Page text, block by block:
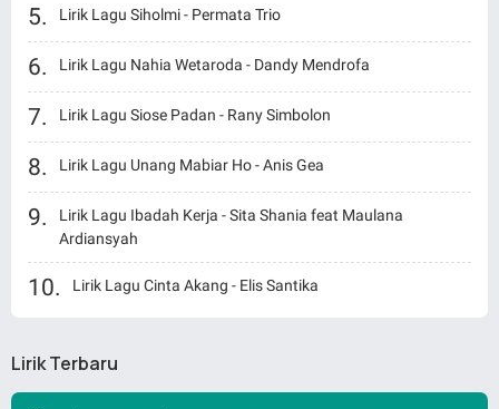
Lirik Lagu Siholmi - Permata Trio
Lirik Lagu Nahia Wetaroda - Dandy Mendrofa
Lirik Lagu Siose Padan - Rany Simbolon
Lirik Lagu Unang Mabiar Ho - Anis Gea
Lirik Lagu Ibadah Kerja - Sita Shania feat Maulana
Ardiansyah
Lirik Lagu Cinta Akang - Elis Santika
Lirik Terbaru